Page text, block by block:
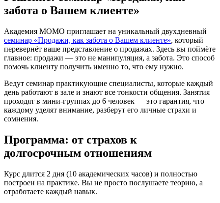
забота о Вашем клиенте»
Академия МОМО приглашает на уникальный двухдневный
семинар «Продажи, как забота о Вашем клиенте», который
перевернёт ваше представление о продажах. Здесь вы поймёте
главное: продажи — это не манипуляция, а забота. Это способ
помочь клиенту получить именно то, что ему нужно.
Ведут семинар практикующие специалисты, которые каждый
день работают в зале и знают все тонкости общения. Занятия
проходят в мини-группах до 6 человек — это гарантия, что
каждому уделят внимание, разберут его личные страхи и
сомнения.
Программа: от страхов к
долгосрочным отношениям
Курс длится 2 дня (10 академических часов) и полностью
построен на практике. Вы не просто послушаете теорию, а
отработаете каждый навык.